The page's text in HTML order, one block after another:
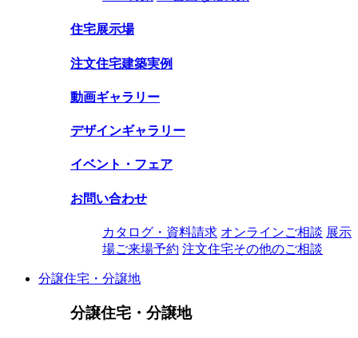
住宅展示場
注文住宅建築実例
動画ギャラリー
デザインギャラリー
イベント・フェア
お問い合わせ
カタログ・資料請求 オンラインご相談 展示
場ご来場予約 注文住宅その他のご相談
分譲住宅・分譲地
分譲住宅・分譲地